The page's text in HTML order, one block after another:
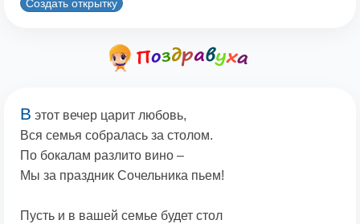
Создать открытку
В этот вечер царит любовь,
Вся семья собралась за столом.
По бокалам разлито вино –
Мы за праздник Сочельника пьем!
Пусть и в вашей семье будет стол